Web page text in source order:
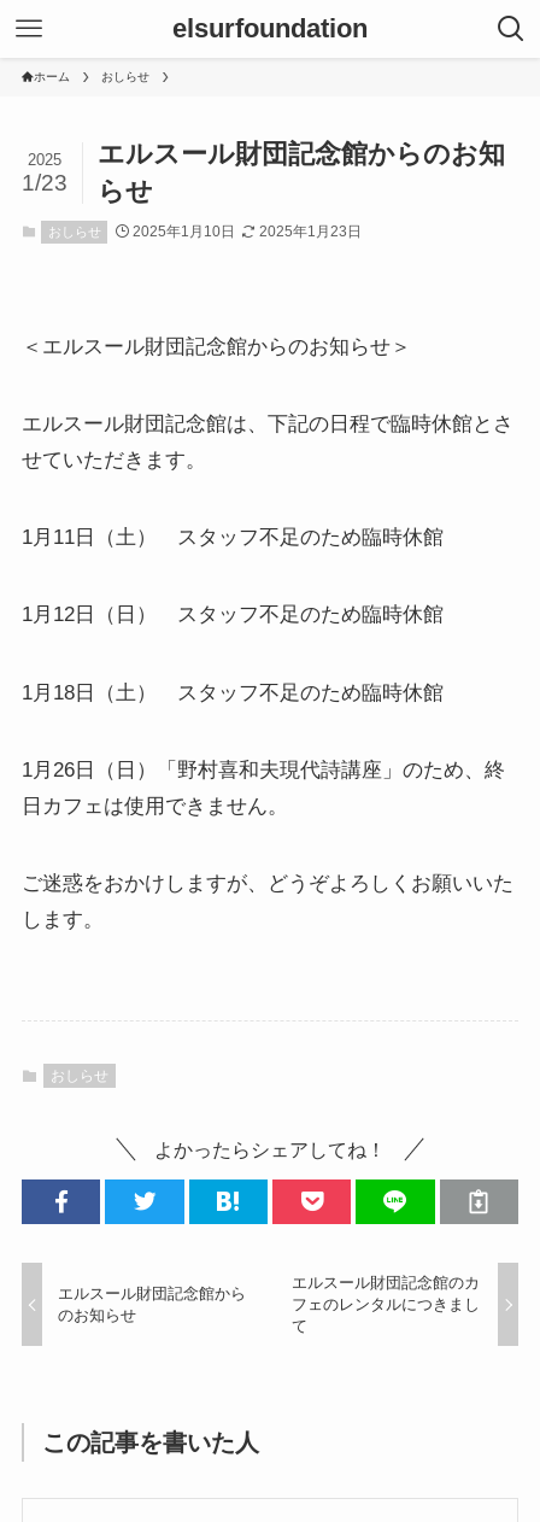
elsurfoundation
ホーム おしらせ
エルスール財団記念館からのお知
らせ
2025
1/23
おしらせ 2025年1月10日 2025年1月23日
＜エルスール財団記念館からのお知らせ＞
エルスール財団記念館は、下記の日程で臨時休館とさ
せていただきます。
1月11日（土） スタッフ不足のため臨時休館
1月12日（日） スタッフ不足のため臨時休館
1月18日（土） スタッフ不足のため臨時休館
1月26日（日）「野村喜和夫現代詩講座」のため、終
日カフェは使用できません。
ご迷惑をおかけしますが、どうぞよろしくお願いいた
します。
おしらせ
よかったらシェアしてね！
エルスール財団記念館から
のお知らせ
エルスール財団記念館のカ
フェのレンタルにつきまし
て
この記事を書いた人